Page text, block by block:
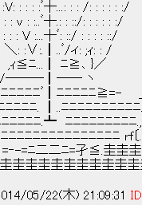
: : : :ﾞ┼...: : : /: :
: v : :..ﾞ┼.: : ::/: :
: : V :...┼ﾞ: ::/ : :
: :∨:.┃..ﾞ/ィ: ;ｨ:
ﾆ...┃ ﾆ≧､ }／
ヽ Ⅹ圭
ﾆﾆﾆﾞ┃ﾆﾆﾆﾆﾆ≧=-
ﾆﾆﾆ. ┃..ﾆﾆﾆﾆﾆﾆﾆﾆﾆﾆ
ﾆﾆﾆﾆ.┻ ﾆﾆﾆﾆﾆﾆﾆﾆﾆ.,.
ﾆﾆﾆﾆﾆﾆﾆﾆﾆﾆﾆﾆﾆﾆﾆ rf
=ﾆ二二ﾆ=孑≦.圭圭
圭圭圭圭圭圭圭圭圭
05/22(木) 21:09:31